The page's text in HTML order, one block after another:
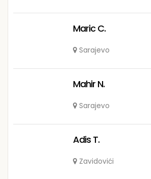
Maric C.
Sarajevo
Mahir N.
Sarajevo
Adis T.
Zavidovići